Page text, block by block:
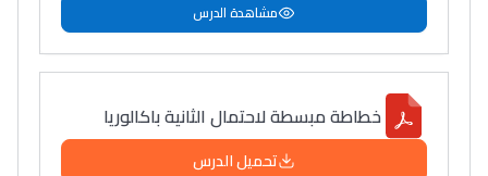
مشاهدة الدرس
خطاطة مبسطة لاحتمال الثانية باكالوريا
تحميل الدرس